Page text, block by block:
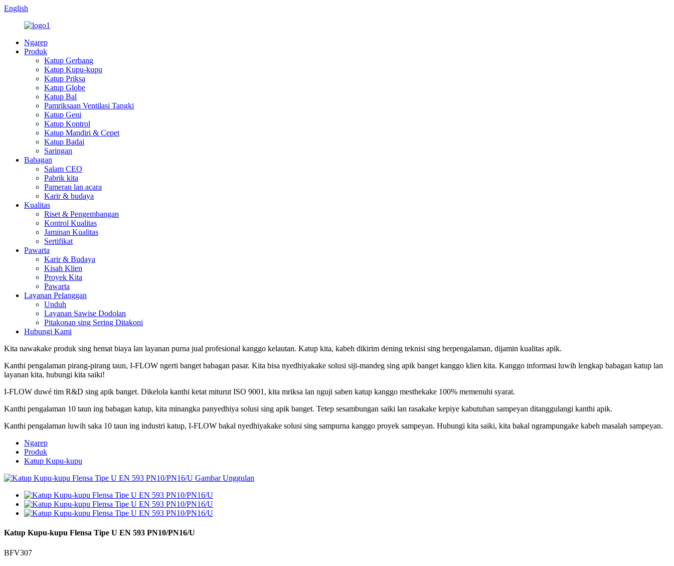
English
Ngarep
Produk
Katup Gerbang
Katup Kupu-kupu
Katup Priksa
Katup Globe
Katup Bal
Pamriksaan Ventilasi Tangki
Katup Geni
Katup Kontrol
Katup Mandiri & Cepet
Katup Badai
Saringan
Babagan
Salam CEO
Pabrik kita
Pameran lan acara
Karir & budaya
Kualitas
Riset & Pengembangan
Kontrol Kualitas
Jaminan Kualitas
Sertifikat
Pawarta
Karir & Budaya
Kisah Klien
Proyek Kita
Pawarta
Layanan Pelanggan
Unduh
Layanan Sawise Dodolan
Pitakonan sing Sering Ditakoni
Hubungi Kami
Kita nawakake produk sing hemat biaya lan layanan purna jual profesional kanggo kelautan. Katup kita, kabeh dikirim dening teknisi sing berpengalaman, dijamin kualitas apik.
Kanthi pengalaman pirang-pirang taun, I-FLOW ngerti banget babagan pasar. Kita bisa nyedhiyakake solusi siji-mandeg sing apik banget kanggo klien kita. Kanggo informasi luwih lengkap babagan katup lan
layanan kita, hubungi kita saiki!
I-FLOW duwé tim R&D sing apik banget. Dikelola kanthi ketat miturut ISO 9001, kita mriksa lan nguji saben katup kanggo mesthekake 100% memenuhi syarat.
Kanthi pengalaman 10 taun ing babagan katup, kita minangka panyedhiya solusi sing apik banget. Tetep sesambungan saiki lan rasakake kepiye kabutuhan sampeyan ditanggulangi kanthi apik.
Kanthi pengalaman luwih saka 10 taun ing industri katup, I-FLOW bakal nyedhiyakake solusi sing sampurna kanggo proyek sampeyan. Hubungi kita saiki, kita bakal ngrampungake kabeh masalah sampeyan.
Ngarep
Produk
Katup Kupu-kupu
Katup Kupu-kupu Flensa Tipe U EN 593 PN10/PN16/U
BFV307